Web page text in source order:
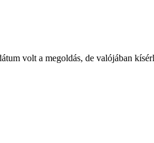
volt a megoldás, de valójában